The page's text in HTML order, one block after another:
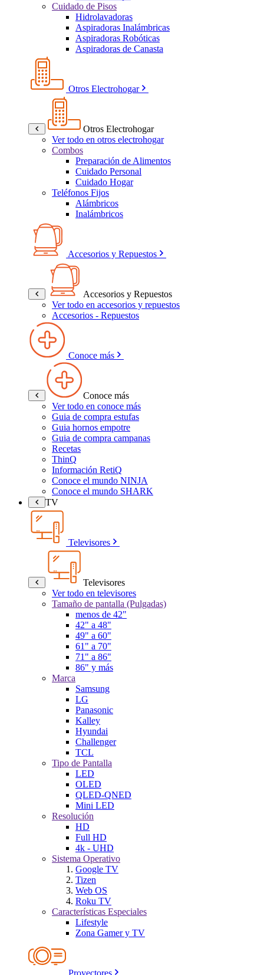
Cuidado de Pisos
Hidrolavadoras
Aspiradoras Inalámbricas
Aspiradoras Robóticas
Aspiradoras de Canasta
Otros Electrohogar
Otros Electrohogar
Ver todo en otros electrohogar
Combos
Preparación de Alimentos
Cuidado Personal
Cuidado Hogar
Teléfonos Fijos
Alámbricos
Inalámbricos
Accesorios y Repuestos
Accesorios y Repuestos
Ver todo en accesorios y repuestos
Accesorios - Repuestos
Conoce más
Conoce más
Ver todo en conoce más
Guia de compra estufas
Guia hornos empotre
Guia de compra campanas
Recetas
ThinQ
Información RetiQ
Conoce el mundo NINJA
Conoce el mundo SHARK
TV
Televisores
Televisores
Ver todo en televisores
Tamaño de pantalla (Pulgadas)
menos de 42"
42" a 48"
49" a 60"
61" a 70"
71" a 86"
86" y más
Marca
Samsung
LG
Panasonic
Kalley
Hyundai
Challenger
TCL
Tipo de Pantalla
LED
OLED
QLED-QNED
Mini LED
Resolución
HD
Full HD
4k - UHD
Sistema Operativo
Google TV
Tizen
Web OS
Roku TV
Características Especiales
Lifestyle
Zona Gamer y TV
Proyectores